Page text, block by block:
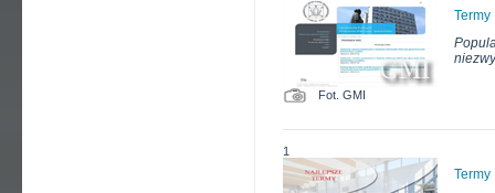
Termy
Fot. GMI
1
Termy